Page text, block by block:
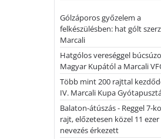
Gólzáporos győzelem a
felkészülésben: hat gólt
Marcali
Hatgólos vereséggel
Magyar Kupától a Marcali
Több mint 200 rajttal
IV. Marcali Kupa
Balaton-átúszás - Reggel 7-
rajt, előzetesen közel 11 ezer
nevezés érkezett